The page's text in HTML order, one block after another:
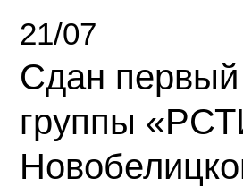
21/07
Сдан
группы